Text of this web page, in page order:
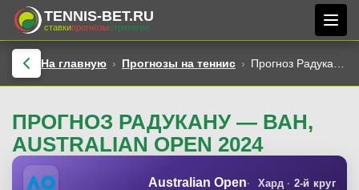
TENNIS-BET.RU
ставкипрогнозыстратегии
На главную Прогнозы на теннис Прогноз Радукану — Ван, Australian Open 2024
ПРОГНОЗ РАДУКАНУ — ВАН,
AUSTRALIAN OPEN 2024
Australian Open Хард 2-й круг